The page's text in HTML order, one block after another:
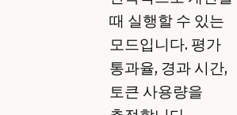
때 실행할 수 있는
모드입니다. 평가
통과율, 경과 시간,
토큰 사용량을